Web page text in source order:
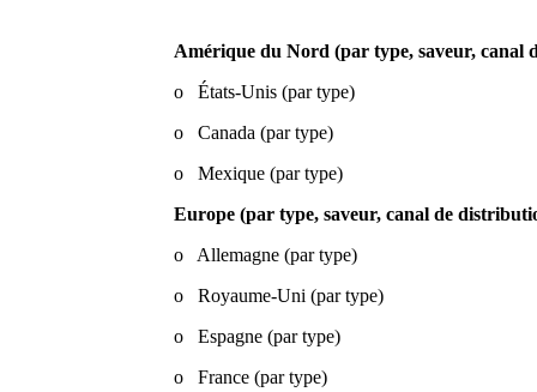
Amérique du Nord (par type, saveur, canal
o États-Unis (par type)
o Canada (par type)
o Mexique (par type)
Europe (par type, saveur, canal de
o Allemagne (par type)
o Royaume-Uni (par type)
o Espagne (par type)
o France (par type)